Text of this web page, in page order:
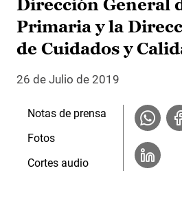
Dirección General
Primaria y la
de Cuidados y
26 de Julio de 2019
Notas de prensa
Fotos
Cortes audio